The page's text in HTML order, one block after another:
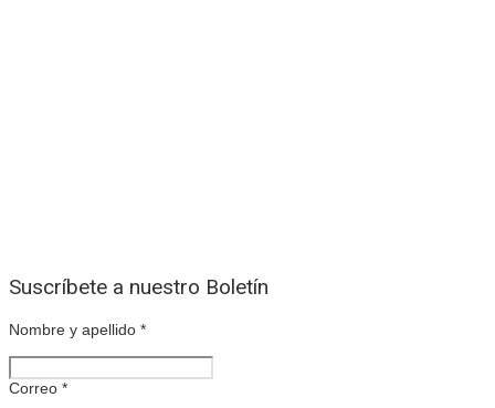
Suscríbete a nuestro Boletín
Nombre y apellido *
Correo *